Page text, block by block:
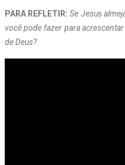
PARA REFLETIR:Se Jesus
você pode fazer para
de Deus?